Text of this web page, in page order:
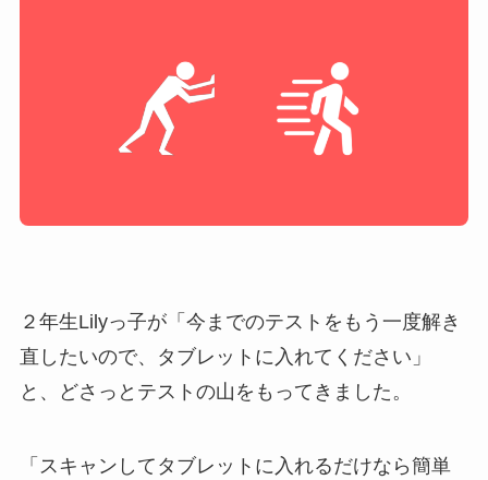
２年生Lilyっ子が「今までのテストをもう一度解き
直したいので、タブレットに入れてください」
と、どさっとテストの山をもってきました。
「スキャンしてタブレットに入れるだけなら簡単